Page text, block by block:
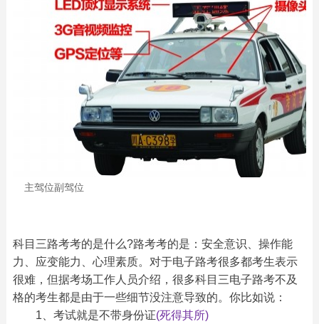
主驾位副驾位
科目三路考考的是什么?路考考的是：安全意识、操作能
力、应变能力、心理素质。对于电子路考很多都考生表示
很难，但据考场工作人员介绍，很多科目三电子路考不及
格的考生都是由于一些细节没注意导致的。你比如说：
1、考试就是不带身份证(死得其所)